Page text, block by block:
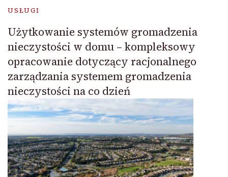
USŁUGI
Użytkowanie systemów gromadzenia
nieczystości w domu – kompleksowy
opracowanie dotyczący racjonalnego
zarządzania systemem gromadzenia
nieczystości na co dzień